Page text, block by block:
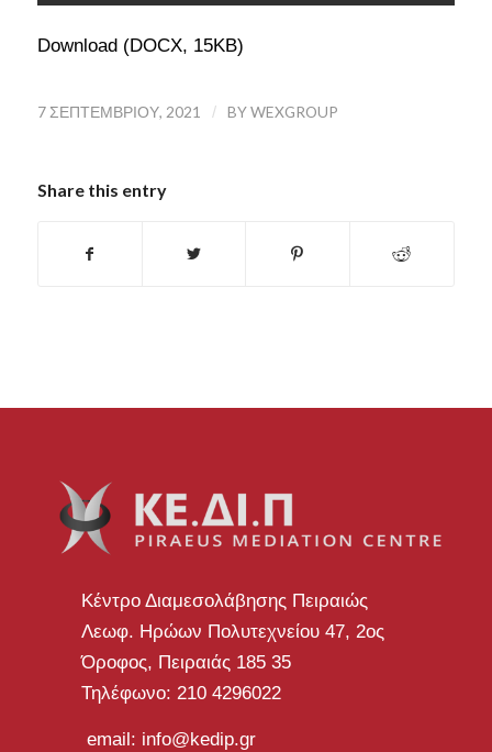
Download (DOCX, 15KB)
7 ΣΕΠΤΕΜΒΡΊΟΥ, 2021 / BYWEXGROUP
Share this entry
Κέντρο Διαμεσολάβησης Πειραιώς
Λεωφ. Ηρώων Πολυτεχνείου 47, 2ος
Όροφος, Πειραιάς 185 35
Τηλέφωνο: 210 4296022
email: info@kedip.gr